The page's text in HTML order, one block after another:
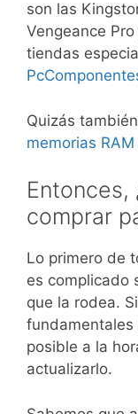
son las
Vengeance
tiendas
Quizás
memorias
Entonces,
comprar
Lo primero de
es complicado
que la rodea.
fundamentales
posible a la
actualizarlo.